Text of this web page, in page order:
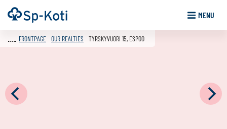
Go
to
Frontpage MENU
FRONTPAGE OUR REALTIES TYRSKYVUORI 15, ESPOO